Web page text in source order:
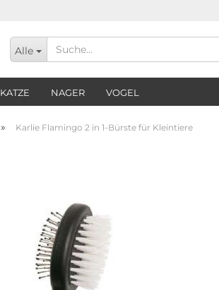
Alle
KATZE NAGER VOGEL
» Karlie Flamingo 2 in 1-Bürste für Kleintiere